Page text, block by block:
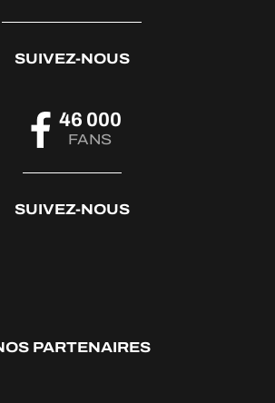
SUIVEZ-NOUS
46 000
FANS
SUIVEZ-NOUS
PARTENAIRES